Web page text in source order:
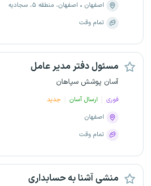
اصفهان
اصفهان، منطقه ۵، سجادیه
تمام وقت
مسئول دفتر مدیر عامل
آسان پوشش سپاهان
فوری ارسال آسان
جدید
اصفهان
تمام وقت
منشی آشنا به حسابداری